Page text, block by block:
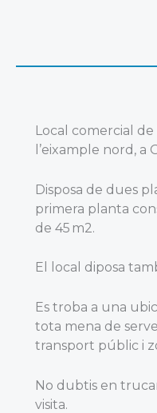
Local comercial
l’eixample nord, a
Disposa de dues
primera planta
de 45 m2.
El local diposa
Es troba a una
tota mena de
transport públic i
No dubtis en
visita.